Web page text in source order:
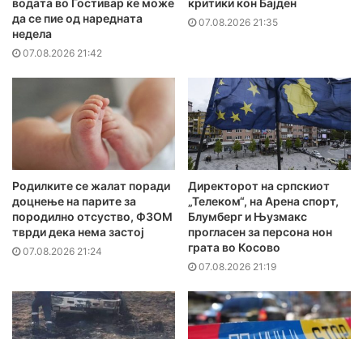
водата во Гостивар ќе може
да се пие од наредната
недела
07.08.2026 21:42
критики кон Бајден
07.08.2026 21:35
Родилките се жалат поради
доцнење на парите за
породилно отсуство, ФЗОМ
тврди дека нема застој
07.08.2026 21:24
Директорот на српскиот
„Телеком“, на Арена спорт,
Блумберг и Њузмакс
прогласен за персона нон
грата во Косово
07.08.2026 21:19